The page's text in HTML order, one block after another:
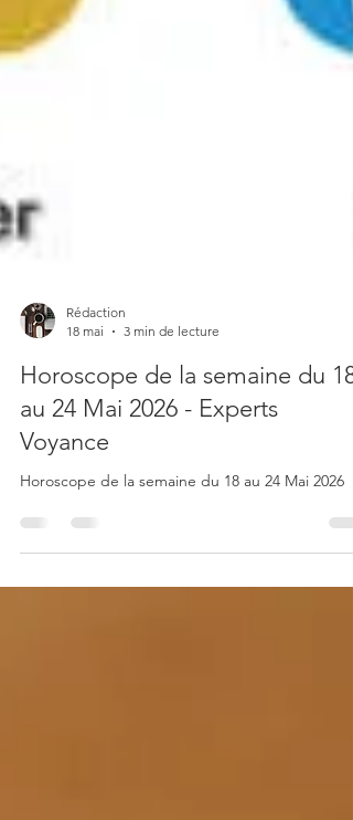
Rédaction
18 mai
3 min de lecture
Horoscope de la semaine du 18
au 24 Mai 2026 - Experts
Voyance
Horoscope de la semaine du 18 au 24 Mai 2026